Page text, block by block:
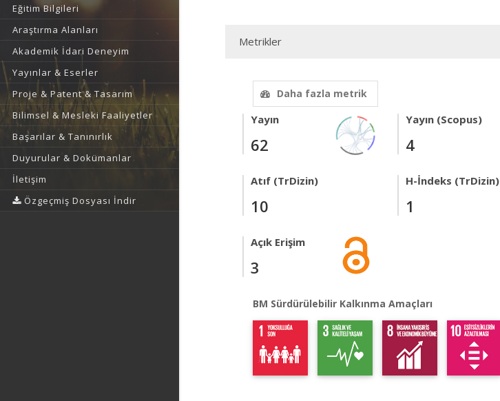
Eğitim Bilgileri
Araştırma Alanları
Akademik İdari Deneyim
Yayınlar & Eserler
Proje & Patent & Tasarım
Bilimsel & Mesleki Faaliyetler
Başarılar & Tanınırlık
Duyurular & Dokümanlar
İletişim
Özgeçmiş Dosyası İndir
Metrikler
Daha fazla metrik
Yayın
62
Yayın (Scopus)
4
Atıf (TrDizin)
10
H-İndeks (TrDizin)
1
Açık Erişim
3
BM Sürdürülebilir Kalkınma Amaçları